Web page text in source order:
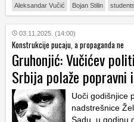
Aleksandar Vučić Bojan Stilin
03.11.2025. (14:00)
Konstrukcije pucaju, a propaganda ne
Gruhonjić: Vučićev
Srbija polaže popravni
Uoči godišnjice
nadstrešnice
Sadu, u godinu